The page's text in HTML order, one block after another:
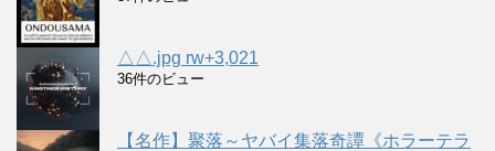
△△.jpg rw+3,021
36件のビュー
【名作】聚落～ヤバイ集落奇譚《ホラーテラ